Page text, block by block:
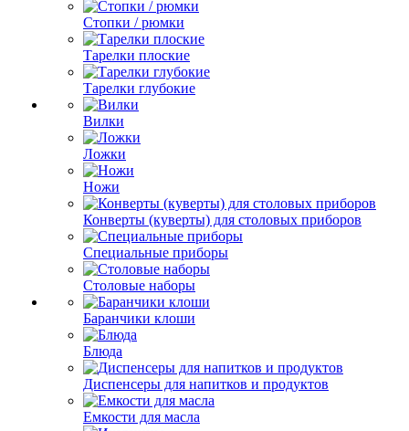
Стопки / рюмки
Тарелки плоские
Тарелки глубокие
Вилки
Ложки
Ножи
Конверты (куверты) для столовых приборов
Специальные приборы
Столовые наборы
Баранчики клоши
Блюда
Диспенсеры для напитков и продуктов
Емкости для масла